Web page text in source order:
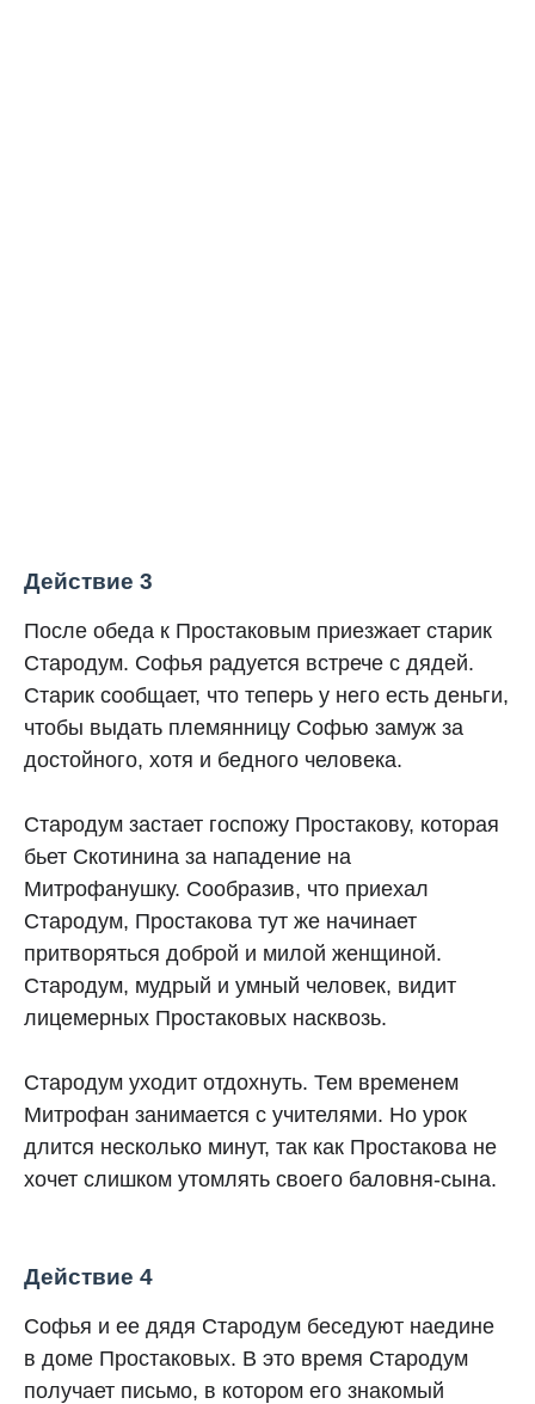
Действие 3
После обеда к Простаковым приезжает старик
Стародум. Софья радуется встрече с дядей.
Старик сообщает, что теперь у него есть деньги,
чтобы выдать племянницу Софью замуж за
достойного, хотя и бедного человека.
Стародум застает госпожу Простакову, которая
бьет Скотинина за нападение на
Митрофанушку. Сообразив, что приехал
Стародум, Простакова тут же начинает
притворяться доброй и милой женщиной.
Стародум, мудрый и умный человек, видит
лицемерных Простаковых насквозь.
Стародум уходит отдохнуть. Тем временем
Митрофан занимается с учителями. Но урок
длится несколько минут, так как Простакова не
хочет слишком утомлять своего баловня-сына.
Действие 4
Софья и ее дядя Стародум беседуют наедине
в доме Простаковых. В это время Стародум
получает письмо, в котором его знакомый